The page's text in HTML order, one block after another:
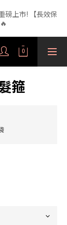
體實驗證實，每
直達肌底
磅上市! 【長效保
體實驗證實，每
直達肌底
箍